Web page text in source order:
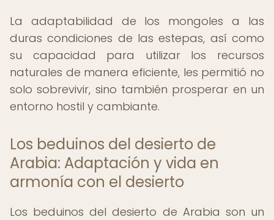
La adaptabilidad de los mongoles a las
duras condiciones de las estepas, así como
su capacidad para utilizar los recursos
naturales de manera eficiente, les permitió no
solo sobrevivir, sino también prosperar en un
entorno hostil y cambiante.
Los beduinos del desierto de
Arabia: Adaptación y vida en
armonía con el desierto
Los beduinos del desierto de Arabia son un